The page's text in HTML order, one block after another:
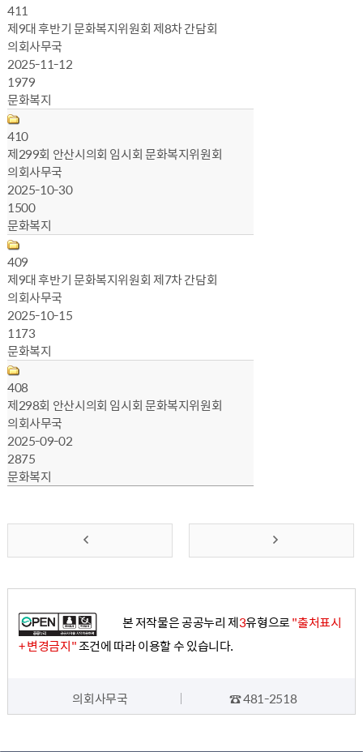
411
제9대 후반기 문화복지위원회 제8차 간담회
의회사무국
2025-11-12
1979
문화복지
410
제299회 안산시의회 임시회 문화복지위원회
의회사무국
2025-10-30
1500
문화복지
409
제9대 후반기 문화복지위원회 제7차 간담회
의회사무국
2025-10-15
1173
문화복지
408
제298회 안산시의회 임시회 문화복지위원회
의회사무국
2025-09-02
2875
문화복지
가
본 저작물은 공공누리 제3유형으로"출처표시
+ 변경금지"조건에 따라 이용할 수 있습니다.
의회사무국 ☎ 481-2518